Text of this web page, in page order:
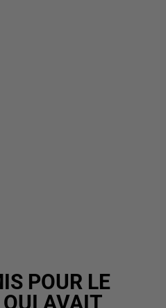
POUR LE
AVAIT